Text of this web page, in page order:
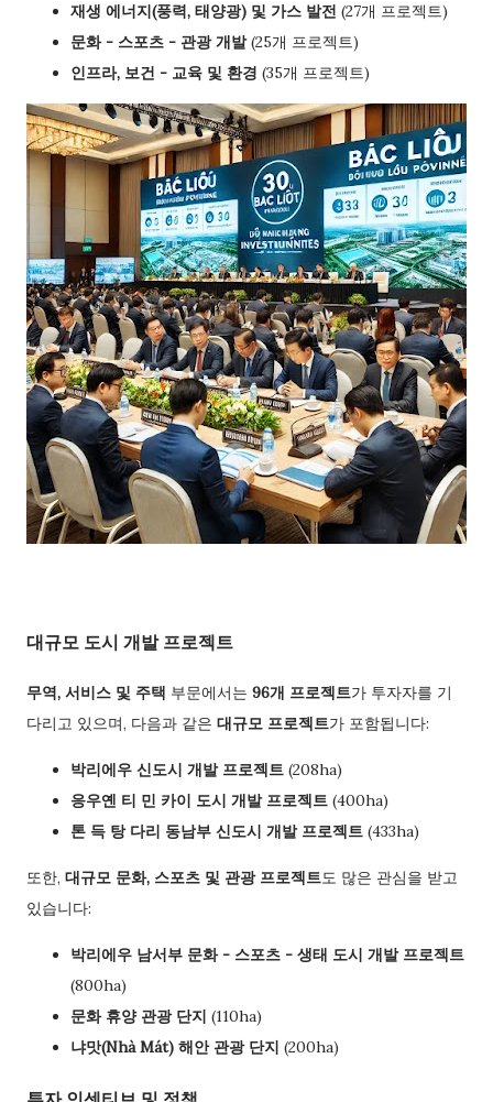
재생 에너지(풍력, 태양광) 및 가스 발전 (27개 프로젝트)
문화 - 스포츠 - 관광 개발(25개 프로젝트)
인프라, 보건 - 교육 및 환경 (35개 프로젝트)
대규모 도시 개발 프로젝트
무역, 서비스 및 주택 부문에서는 96개 프로젝트가 투자자를 기
다리고 있으며, 다음과 같은 대규모 프로젝트가 포함됩니다:
박리에우 신도시 개발 프로젝트 (208ha)
응우옌 티 민 카이 도시 개발 프로젝트 (400ha)
톤 득 탕 다리 동남부 신도시 개발 프로젝트 (433ha)
또한, 대규모 문화, 스포츠 및 관광 프로젝트도 많은 관심을 받고
있습니다:
박리에우 남서부 문화 - 스포츠 - 생태 도시 개발 프로젝트
(800ha)
문화 휴양 관광 단지 (110ha)
냐맛(Nhà Mát) 해안 관광 단지 (200ha)